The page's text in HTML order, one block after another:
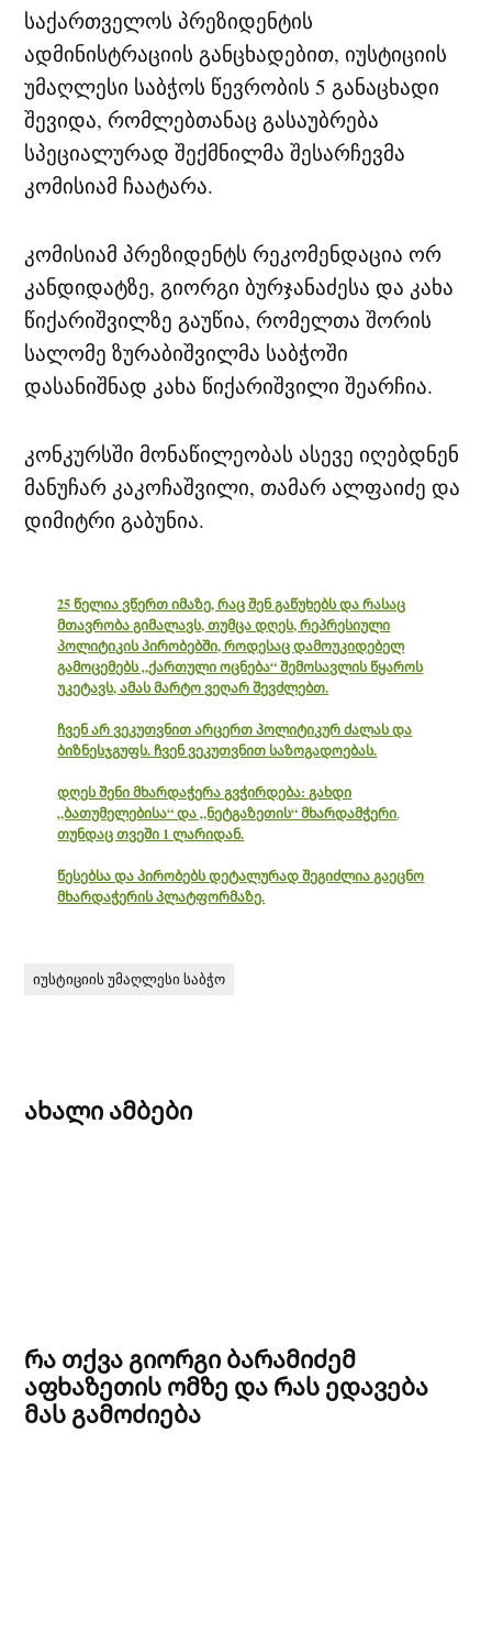
საქართველოს პრეზიდენტის
ადმინისტრაციის განცხადებით, იუსტიციის
უმაღლესი საბჭოს წევრობის 5 განაცხადი
შევიდა, რომლებთანაც გასაუბრება
სპეციალურად შექმნილმა შესარჩევმა
კომისიამ ჩაატარა.
კომისიამ პრეზიდენტს რეკომენდაცია ორ
კანდიდატზე, გიორგი ბურჯანაძესა და კახა
წიქარიშვილზე გაუწია, რომელთა შორის
სალომე ზურაბიშვილმა საბჭოში
დასანიშნად კახა წიქარიშვილი შეარჩია.
კონკურსში მონაწილეობას ასევე იღებდნენ
მანუჩარ კაკოჩაშვილი, თამარ ალფაიძე და
დიმიტრი გაბუნია.
25 წელია ვწერთ იმაზე, რაც შენ გაწუხებს და რასაც
მთავრობა გიმალავს, თუმცა დღეს, რეპრესიული
პოლიტიკის პირობებში, როდესაც დამოუკიდებელ
გამოცემებს „ქართული ოცნება“ შემოსავლის წყაროს
უკეტავს, ამას მარტო ვეღარ შევძლებთ.
ჩვენ არ ვეკუთვნით არცერთ პოლიტიკურ ძალას და
ბიზნესჯგუფს. ჩვენ ვეკუთვნით საზოგადოებას.
დღეს შენი მხარდაჭერა გვჭირდება:გახდი
„ბათუმელებისა“ და „ნეტგაზეთის“ მხარდამჭერი,
თუნდაც თვეში 1 ლარიდან.
წესებსა და პირობებს დეტალურად შეგიძლია გაეცნო
მხარდაჭერის პლატფორმაზე.
იუსტიციის უმაღლესი საბჭო
ახალი ამბები
რა თქვა გიორგი ბარამიძემ
აფხაზეთის ომზე და რას ედავება
მას გამოძიება